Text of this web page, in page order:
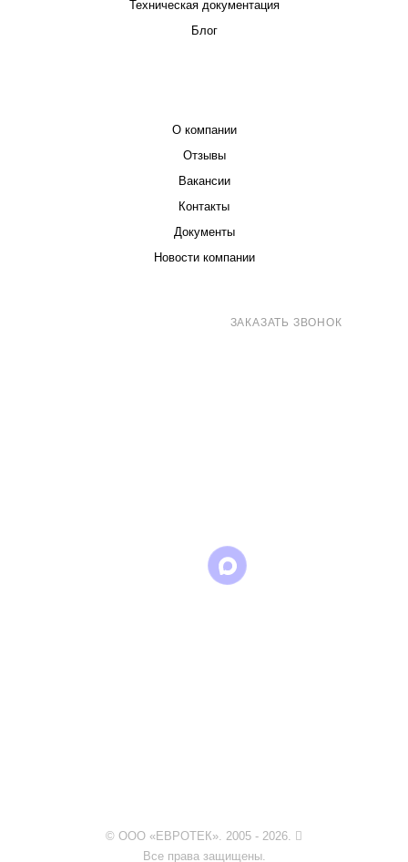
Техническая документация
Блог
О компании
Отзывы
Вакансии
Контакты
Документы
Новости компании
ЗАКАЗАТЬ ЗВОНОК
© ООО «ЕВРОТЕК». 2005 - 2026.
Все права защищены.